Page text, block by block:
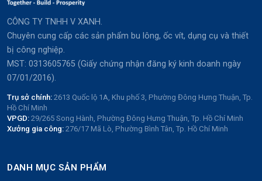
CÔNG TY TNHH V XANH.
Chuyên cung cấp các sản phẩm bu lông, ốc vít, dụng cụ và thiết
bị công nghiệp.
MST: 0313605765 (Giấy chứng nhận đăng ký kinh doanh ngày
07/01/2016).
Trụ sở chính: 2613 Quốc lộ 1A, Khu phố 3, Phường Đông Hưng Thuận, Tp.
Hồ Chí Minh
VPGD: 29/265 Song Hành, Phường Đông Hưng Thuận, Tp. Hồ Chí Minh
Xưởng gia công: 276/17 Mã Lò, Phường Bình Tân, Tp. Hồ Chí Minh
DANH MỤC SẢN PHẨM